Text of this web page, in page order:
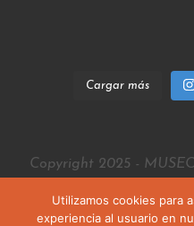
Cargar más
Copyright 2025 -
Utilizamos cookies para
experiencia al usuario en